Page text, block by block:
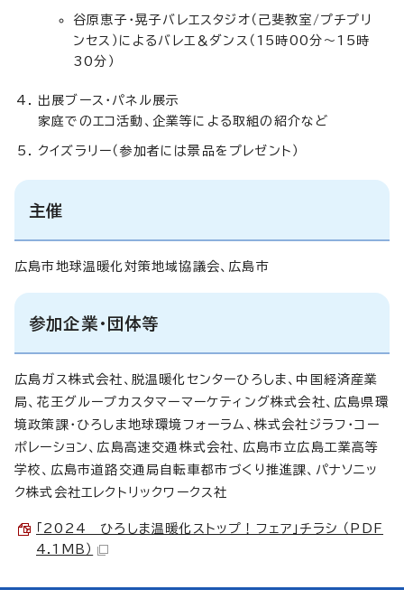
谷原恵子・晃子バレエスタジオ（己斐教室/プチプリ
ンセス）によるバレエ＆ダンス（15時00分～15時
30分）
出展ブース・パネル展示
家庭でのエコ活動、企業等による取組の紹介など
クイズラリー（参加者には景品をプレゼント）
主催
広島市地球温暖化対策地域協議会、広島市
参加企業・団体等
広島ガス株式会社、脱温暖化センターひろしま、中国経済産業
局、花王グループカスタマーマーケティング株式会社、広島県環
境政策課・ひろしま地球環境フォーラム、株式会社ジラフ・コー
ポレーション、広島高速交通株式会社、広島市立広島工業高等
学校、広島市道路交通局自転車都市づくり推進課、パナソニッ
ク株式会社エレクトリックワークス社
「2024 ひろしま温暖化ストップ！フェア」チラシ （PDF
4.1MB）